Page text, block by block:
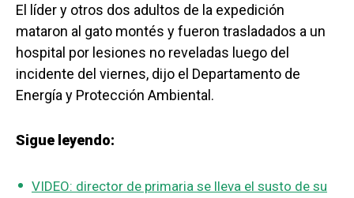
El líder y otros dos adultos de la expedición
mataron al gato montés y fueron trasladados a un
hospital por lesiones no reveladas luego del
incidente del viernes, dijo el Departamento de
Energía y Protección Ambiental.
Sigue leyendo:
VIDEO: director de primaria se lleva el susto de su